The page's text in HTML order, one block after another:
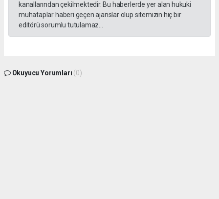
kanallarından çekilmektedir. Bu haberlerde yer alan hukuki
muhataplar haberi geçen ajanslar olup sitemizin hiç bir
editörü sorumlu tutulamaz...
Okuyucu Yorumları (0)